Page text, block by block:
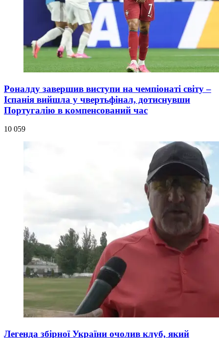
Роналду завершив виступи на чемпіонаті світу –
Іспанія вийшла у чвертьфінал, дотиснувши
Португалію в компенсований час
10 059
Легенда збірної України очолив клуб, який